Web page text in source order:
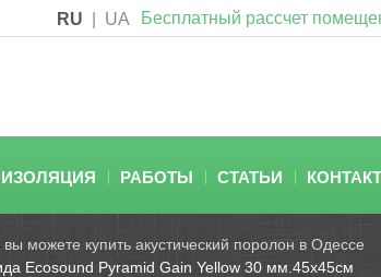
RU UA Бесплатный рассчет
РАБОТЫ СТАТЬИ
можете купить акустический поролон в Одессе
Ecosound Pyramid Gain Yellow 30 мм.45х45см